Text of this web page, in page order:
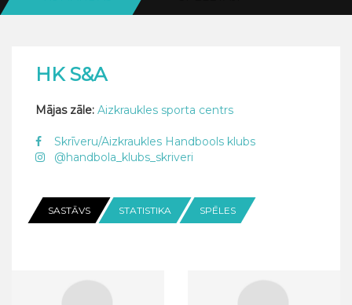
HK S&A
Mājas zāle: Aizkraukles sporta centrs
Skrīveru/Aizkraukles Handbools klubs
@handbola_klubs_skriveri
SASTĀVS STATISTIKA SPĒLES